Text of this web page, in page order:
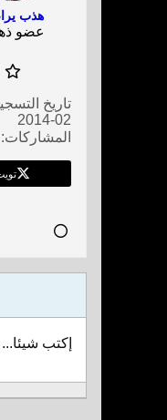
هذب
عضو
تاريخ
02-2014
المشاركات:
إكتب شيئا...